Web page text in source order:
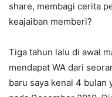
share, membagi cerita
keajaiban memberi?
Tiga tahun lalu di awal
mendapat WA dari
baru saya kenal 4 bulan